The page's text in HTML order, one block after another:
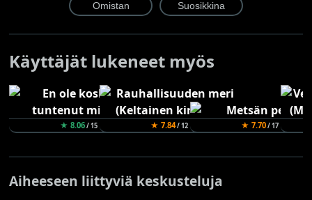
Käyttäjät lukeneet myös
★ 8.06/ 15 ★ 7.84/ 12 ★ 7.70/ 17
Aiheeseen liittyviä keskusteluja